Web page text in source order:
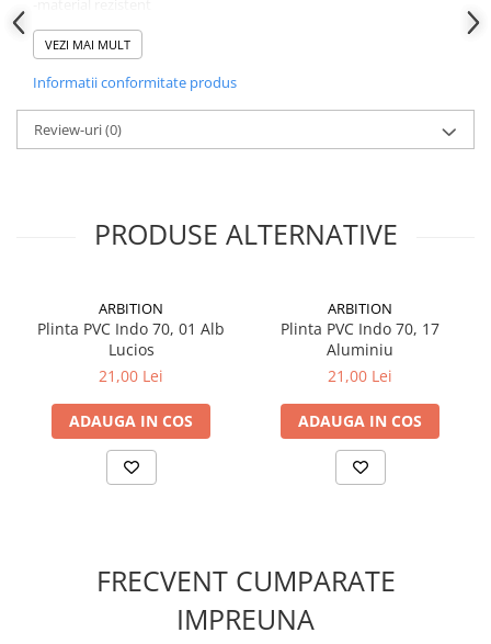
-4 moduri de prindere
-canal cablu
VEZI MAI MULT
Informatii conformitate produs
Review-uri(0)
PRODUSE ALTERNATIVE
ARBITION
Plinta PVC Indo 70, 01 Alb
Lucios
21,00 Lei
ADAUGA IN COS
ARBITION
Plinta PVC Indo 70, 17
Aluminiu
21,00 Lei
ADAUGA IN COS
FRECVENT CUMPARATE
IMPREUNA